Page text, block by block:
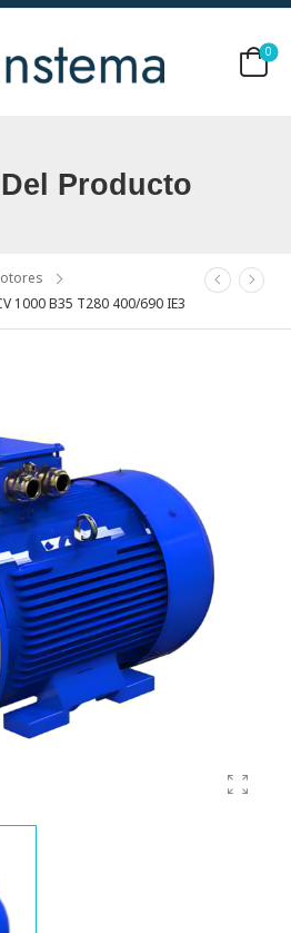
0
Producto
1000 B35 T280 400/690 IE3